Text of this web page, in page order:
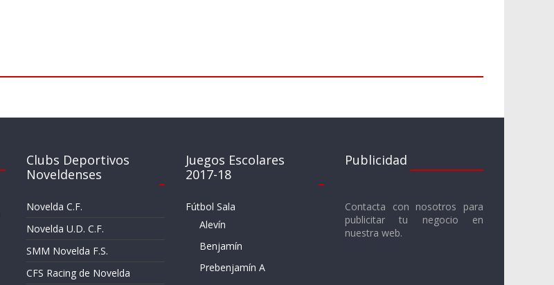
Clubs Deportivos
Noveldenses
Novelda C.F.
Novelda U.D. C.F.
SMM Novelda F.S.
CFS Racing de Novelda
Juegos Escolares
2017-18
Fútbol Sala
Alevín
Benjamín
Prebenjamín A
Publicidad
Contacta con nosotros para
publicitar tu negocio en
nuestra web.